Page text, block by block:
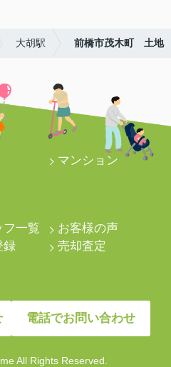
大胡駅 前橋市茂木町 土地
マンション
フ一覧
お客様の声
録
売却査定
電話でお問い合わせ
All Rights Reserved.